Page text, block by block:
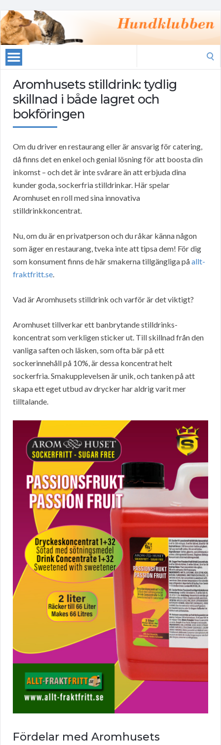
Aromhusets stilldrink: tydlig
skillnad i både lagret och
bokföringen
Om du driver en restaurang eller är ansvarig för catering,
då finns det en enkel och genial lösning för att boosta din
inkomst – och det är inte svårare än att erbjuda dina
kunder goda, sockerfria stilldrinkar. Här spelar
Aromhuset en roll med sina innovativa
stilldrinkkoncentrat.
Nu, om du är en privatperson och du råkar känna någon
som äger en restaurang, tveka inte att tipsa dem! För dig
som konsument finns de här smakerna tillgängliga påallt-
fraktfritt.se.
Vad är Aromhusets stilldrink och varför är det viktigt?
Aromhuset tillverkar ett banbrytande stilldrinks-
koncentrat som verkligen sticker ut. Till skillnad från den
vanliga saften och läsken, som ofta bär på ett
sockerinnehåll på 10%, är dessa koncentrat helt
sockerfria. Smakupplevelsen är unik, och tanken på att
skapa ett eget utbud av drycker har aldrig varit mer
tilltalande.
Fördelar med Aromhusets